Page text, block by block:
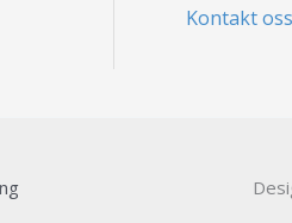
Kontakt oss